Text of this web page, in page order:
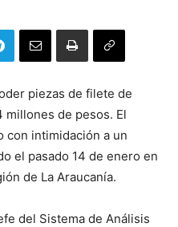
piezas de filete de
millones de pesos. El
con intimidación a un
el pasado 14 de enero en
de La Araucanía.
del Sistema de Análisis